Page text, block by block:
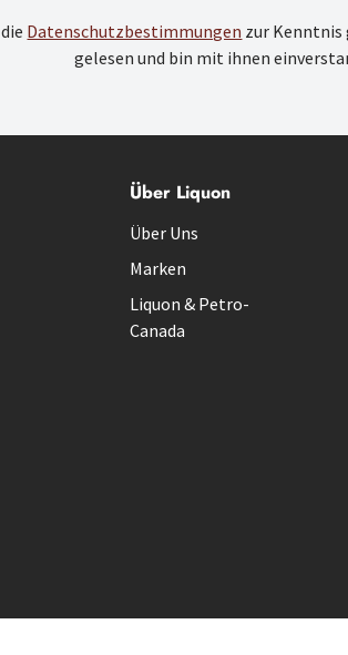
Datenschutzbestimmungen zur Kenntnis
gelesen und bin mit ihnen
Über Liquon
Über Uns
Marken
Liquon & Petro-
Canada